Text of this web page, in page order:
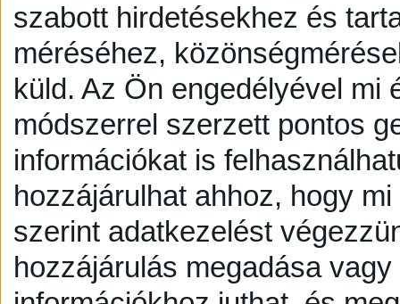
szabott hirdetésekhez és
méréséhez,
küld. Az Ön engedélyével mi
módszerrel szerzett pontos
információkat is
hozzájárulhat ahhoz, hogy
szerint adatkezelést
hozzájárulás megadása